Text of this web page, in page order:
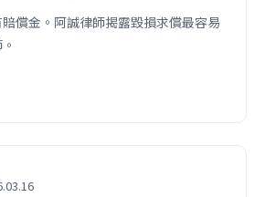
償金。阿誠律師揭露毀損求償最容易